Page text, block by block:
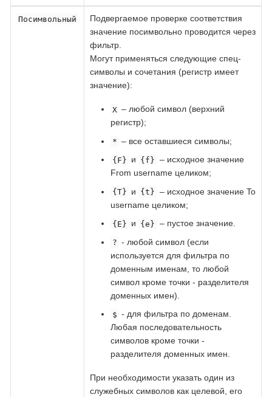
Посимвольный
Подвергаемое проверке соответствия
значение посимвольно проводится через
фильтр.
Могут применяться следующие спец-
символы и сочетания (регистр имеет
значение):
X – любой символ (верхний
регистр);
* – все оставшиеся символы;
{F} и {f} – исходное значение
From username целиком;
{T} и {t} – исходное значение To
username целиком;
{E} и {e} – пустое значение.
? - любой символ (если
используется для фильтра по
доменным именам, то любой
символ кроме точки - разделителя
доменных имен).
$ - для фильтра по доменам.
Любая последовательность
символов кроме точки -
разделителя доменных имен.
При необходимости указать один из
служебных символов как целевой, его